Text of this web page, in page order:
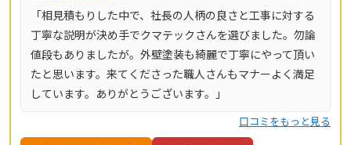
「相見積もりした中で、社長の人柄の良さと工事に対する
丁寧な説明が決め手でクマテックさんを選びました。勿論
値段もありましたが。外壁塗装も綺麗で丁寧にやって頂い
たと思います。来てくださった職人さんもマナーよく満足
しています。ありがとうございます。」
口コミをもっと見る